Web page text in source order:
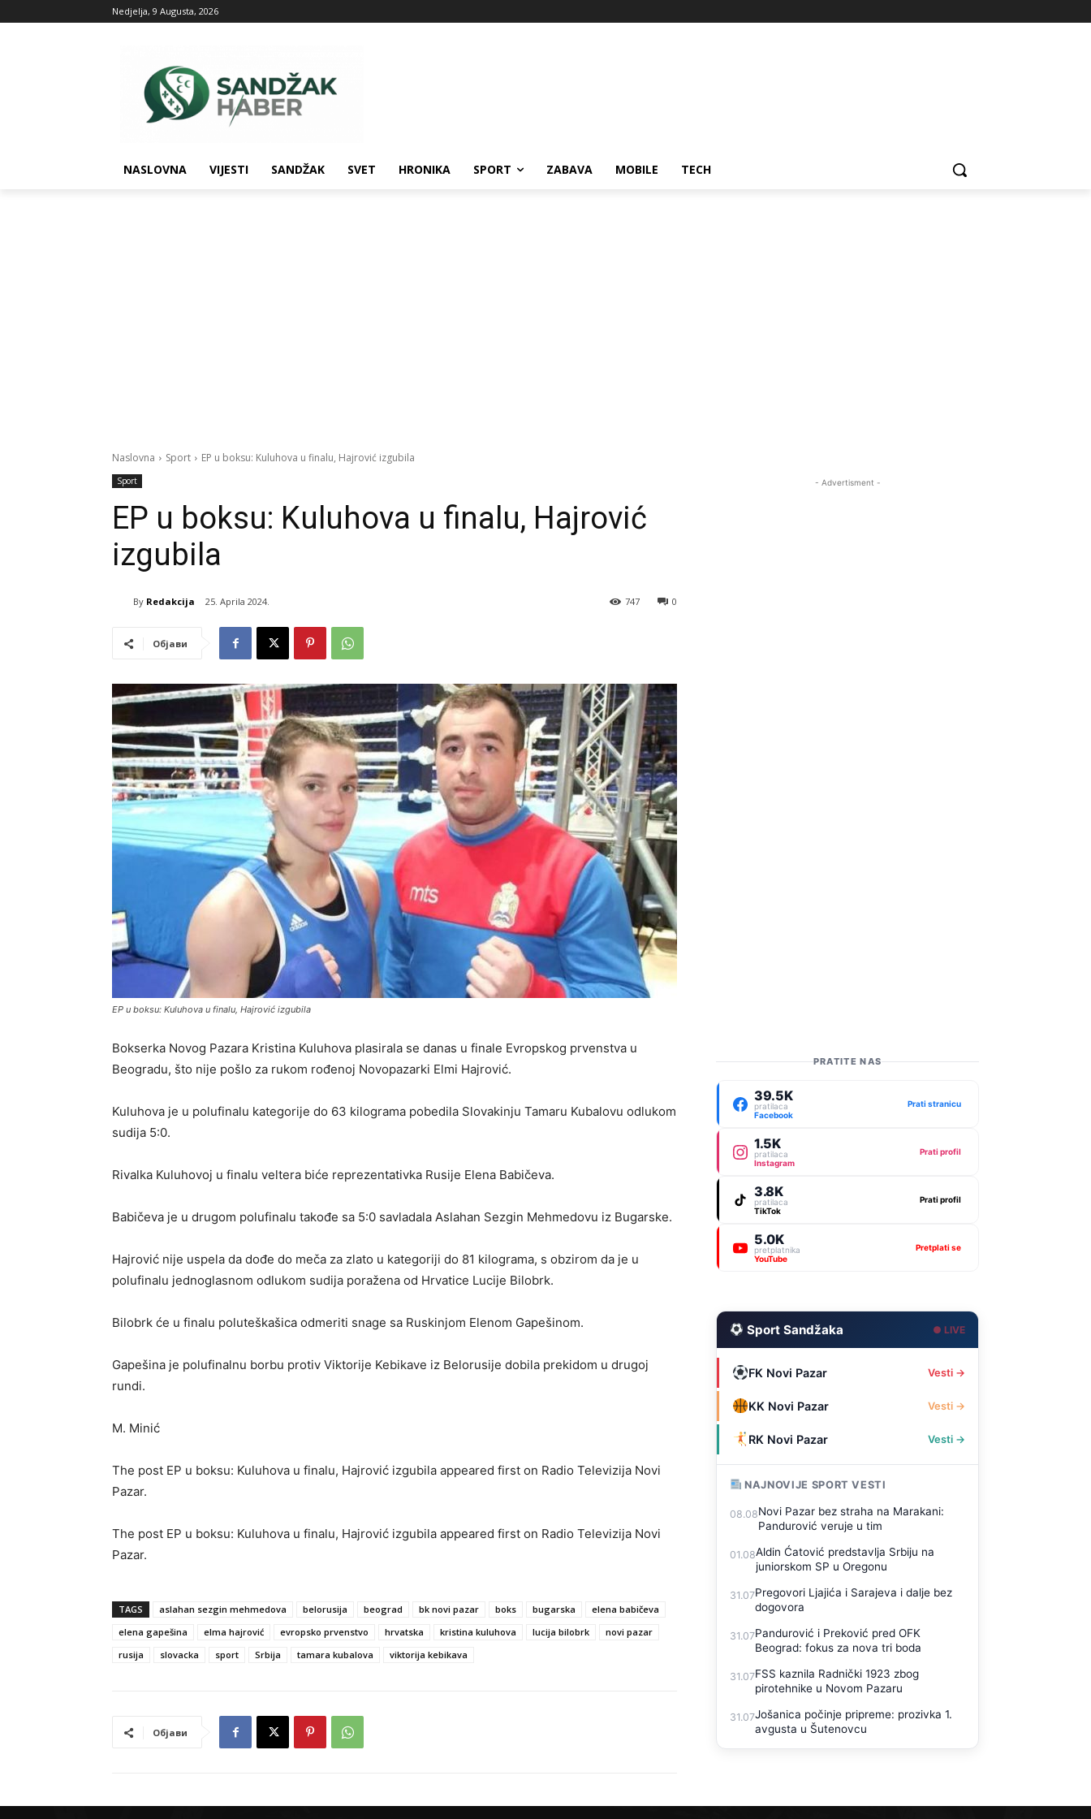
Nedjelja, 9 Augusta, 2026
NASLOVNA VIJESTI SANDŽAK SVET HRONIKA SPORT ZABAVA MOBILE TECH
Naslovna Sport EP u boksu: Kuluhova u finalu, Hajrović izgubila
Sport
EP u boksu: Kuluhova u finalu, Hajrović
izgubila
By Redakcija 25. Aprila 2024. 0
747
Објави
EP u boksu: Kuluhova u finalu, Hajrović izgubila
Bokserka Novog Pazara Kristina Kuluhova plasirala se danas u finale Evropskog prvenstva u
Beogradu, što nije pošlo za rukom rođenoj Novopazarki Elmi Hajrović.
Kuluhova je u polufinalu kategorije do 63 kilograma pobedila Slovakinju Tamaru Kubalovu odlukom
sudija 5:0.
Rivalka Kuluhovoj u finalu veltera biće reprezentativka Rusije Elena Babičeva.
Babičeva je u drugom polufinalu takođe sa 5:0 savladala Aslahan Sezgin Mehmedovu iz Bugarske.
Hajrović nije uspela da dođe do meča za zlato u kategoriji do 81 kilograma, s obzirom da je u
polufinalu jednoglasnom odlukom sudija poražena od Hrvatice Lucije Bilobrk.
Bilobrk će u finalu poluteškašica odmeriti snage sa Ruskinjom Elenom Gapešinom.
Gapešina je polufinalnu borbu protiv Viktorije Kebikave iz Belorusije dobila prekidom u drugoj
rundi.
M. Minić
The post EP u boksu: Kuluhova u finalu, Hajrović izgubila appeared first on Radio Televizija Novi
Pazar.
The post EP u boksu: Kuluhova u finalu, Hajrović izgubila appeared first on Radio Televizija Novi
Pazar.
TAGS aslahan sezgin mehmedova belorusija beograd bk novi pazar boks bugarska
elena babičeva
elena gapešina
elma hajrović evropsko prvenstvo hrvatska kristina kuluhova lucija bilobrk
novi pazar
rusija
slovacka sport Srbija tamara kubalova viktorija kebikava
Објави
- Advertisment -
PRATITE NAS
39.5K
pratilaca
Facebook
Prati stranicu
1.5K
pratilaca
Instagram
Prati profil
3.8K
pratilaca
TikTok
Prati profil
5.0K
pretplatnika
YouTube
Pretplati se
Sport Sandžaka ● LIVE
FK Novi Pazar Vesti →
KK Novi Pazar Vesti →
RK Novi Pazar Vesti →
NAJNOVIJE SPORT VESTI
08.08Novi Pazar bez straha na Marakani:
Pandurović veruje u tim
01.08Aldin Ćatović predstavlja Srbiju na
juniorskom SP u Oregonu
31.07Pregovori Ljajića i Sarajeva i dalje bez
dogovora
31.07Pandurović i Preković pred OFK
Beograd: fokus za nova tri boda
31.07FSS kaznila Radnički 1923 zbog
pirotehnike u Novom Pazaru
31.07Jošanica počinje pripreme: prozivka 1.
avgusta u Šutenovcu